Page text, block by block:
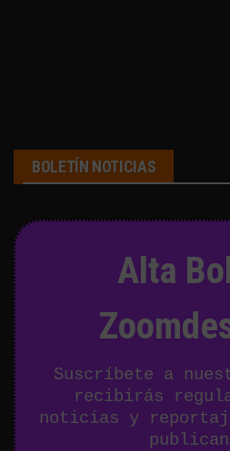
BOLETÍN NOTICIAS
Alta
Suscríbete a
recibirás
noticias y